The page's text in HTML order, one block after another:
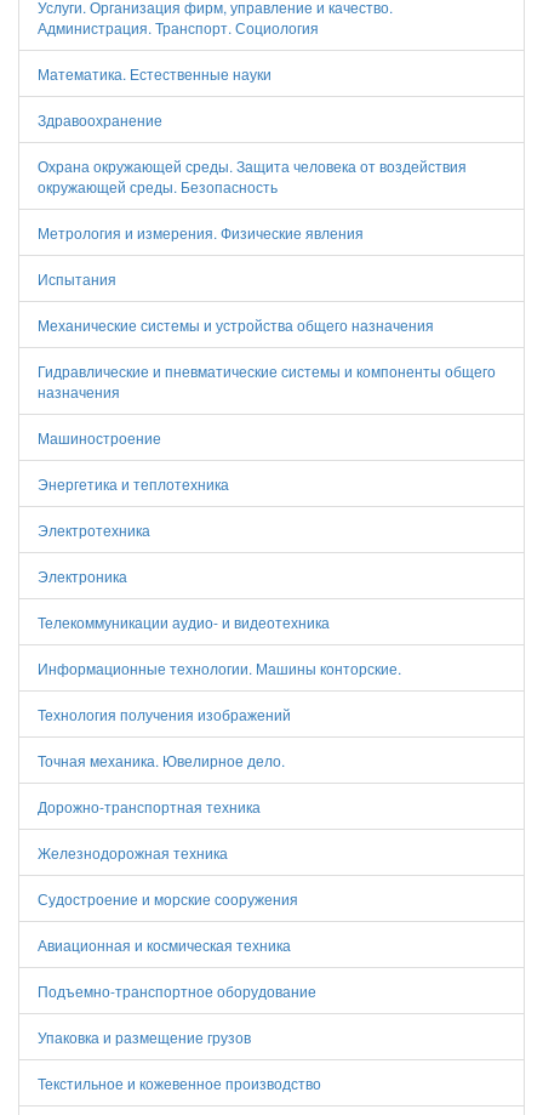
Услуги. Организация фирм, управление и качество.
Администрация. Транспорт. Социология
Математика. Естественные науки
Здравоохранение
Охрана окружающей среды. Защита человека от воздействия
окружающей среды. Безопасность
Метрология и измерения. Физические явления
Испытания
Механические системы и устройства общего назначения
Гидравлические и пневматические системы и компоненты общего
назначения
Машиностроение
Энергетика и теплотехника
Электротехника
Электроника
Телекоммуникации аудио- и видеотехника
Информационные технологии. Машины конторские.
Технология получения изображений
Точная механика. Ювелирное дело.
Дорожно-транспортная техника
Железнодорожная техника
Судостроение и морские сооружения
Авиационная и космическая техника
Подъемно-транспортное оборудование
Упаковка и размещение грузов
Текстильное и кожевенное производство